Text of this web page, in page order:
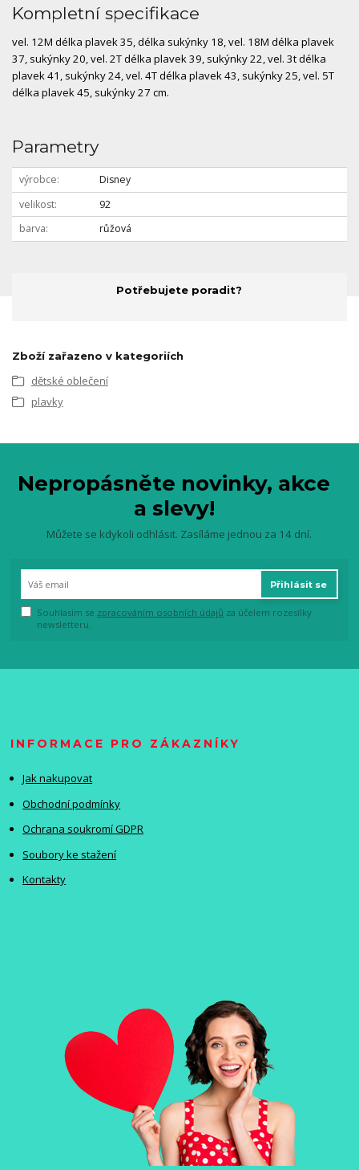
Kompletní specifikace
vel. 12M délka plavek 35, délka sukýnky 18, vel. 18M délka plavek
37, sukýnky 20, vel. 2T délka plavek 39, sukýnky 22, vel. 3t délka
plavek 41, sukýnky 24, vel. 4T délka plavek 43, sukýnky 25, vel. 5T
délka plavek 45, sukýnky 27 cm.
Parametry
výrobce
Disney
velikost
92
barva
růžová
Potřebujete poradit?
Zboží zařazeno v kategoriích
dětské oblečení
plavky
Nepropásněte novinky, akce
a slevy!
Můžete se kdykoli odhlásit. Zasíláme jednou za 14 dní.
Přihlásit se
Souhlasím se zpracováním osobních údajů za účelem rozesílky
newsletteru.
INFORMACE PRO ZÁKAZNÍKY
Jak nakupovat
Obchodní podmínky
Ochrana soukromí GDPR
Soubory ke stažení
Kontakty